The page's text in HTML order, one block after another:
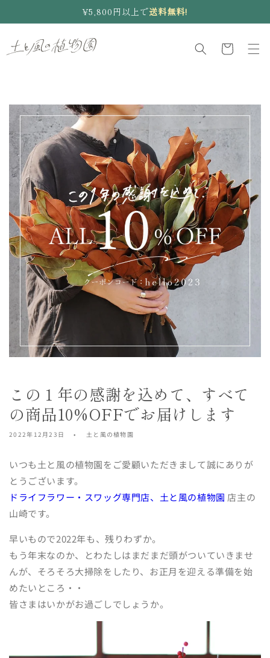
進む
¥5,800円以上で送料無料!
ー
この１年の感謝を込めて、すべて
の商品10%OFFでお届けします
2022年12月23日 土と風の植物園
いつも土と風の植物園をご愛顧いただきまして誠にありが
とうございます。
ドライフラワー・スワッグ専門店、土と風の植物園 店主の
山崎です。
早いもので2022年も、残りわずか。
もう年末なのか、とわたしはまだまだ頭がついていきませ
んが、そろそろ大掃除をしたり、お正月を迎える準備を始
めたいところ・・
皆さまはいかがお過ごしでしょうか。